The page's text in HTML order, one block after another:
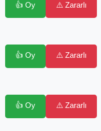
👍 Oy ⚠️ Zararlı
👍 Oy ⚠️ Zararlı
👍 Oy ⚠️ Zararlı